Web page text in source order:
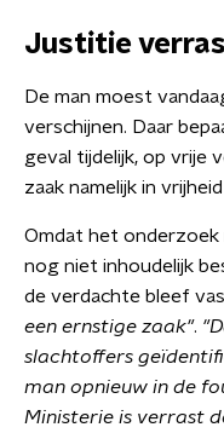
Justitie
De man moest
verschijnen. Daar
geval tijdelijk, op vrije
zaak namelijk in
Omdat het onderzoek
nog niet inhoudelijk
de verdachte bleef
een ernstige zaak".
slachtoffers
man opnieuw in de
Ministerie is verrast